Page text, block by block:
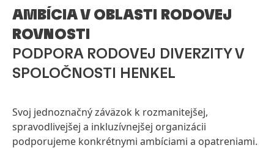
AMBÍCIA V OBLASTI RODOVEJ
ROVNOSTI
PODPORA RODOVEJ DIVERZITY V
SPOLOČNOSTI HENKEL
Svoj jednoznačný záväzok k rozmanitejšej,
spravodlivejšej a inkluzívnejšej organizácii
podporujeme konkrétnymi ambíciami a opatreniami.